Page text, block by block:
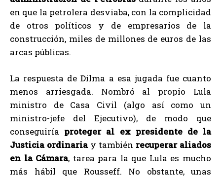
en que la petrolera desviaba, con la complicidad
de otros políticos y de empresarios de la
construcción, miles de millones de euros de las
arcas públicas.
La respuesta de Dilma a esa jugada fue cuanto
menos arriesgada. Nombró al propio Lula
ministro de Casa Civil (algo así como un
ministro-jefe del Ejecutivo), de modo que
conseguiría proteger al ex presidente de la
Justicia ordinariay también recuperar aliados
en la Cámara, tarea para la que Lula es mucho
más hábil que Rousseff. No obstante, unas